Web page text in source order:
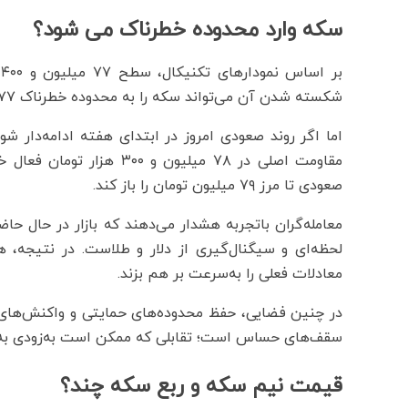
سکه وارد محدوده خطرناک می شود؟
شکسته شدن آن می‌تواند سکه را به محدوده خطرناک ۷۷ میلیون تا ۷۶ میلیون و ۸۰۰ هزار تومان سوق دهد.
مقاومت اصلی در ۷۸
صعودی تا مرز ۷۹ میلیون تومان را باز کند.
معامله‌گران باتجربه هشدار می‌دهند که بازار در حال
لحظه‌ای و سیگنال‌گیری از دلار و طلاست. در نتیجه،
معادلات فعلی را به‌سرعت بر هم بزند.
در چنین فضایی، حفظ محدوده‌های حمایتی و واکنش‌های
سقف‌های حساس است؛ تقابلی که ممکن است به‌زودی
قیمت نیم سکه و ربع سکه چند؟